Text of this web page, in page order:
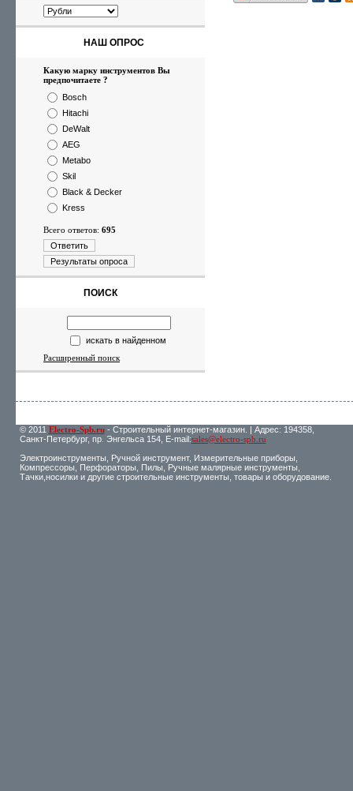
НАШ ОПРОС
Какую марку инструментов Вы
предпочитаете ?
Bosch
Hitachi
DeWalt
AEG
Metabo
Skil
Black & Decker
Kress
Всего ответов: 695
Ответить
Результаты опроса
ПОИСК
искать в найденном
Расширенный поиск
© 2011 Electro-Spb.ru- Строительный интернет-магазин. | Адрес: 194358,
Санкт-Петербург, пр. Энгельса 154, E-mail:sales@electro-spb.ru
Электроинструменты, Ручной инструмент, Измерительные приборы,
Компрессоры, Перфораторы, Пилы, Ручные малярные инструменты,
Тачки,носилки и другие строительные инструменты, товары и оборудование.